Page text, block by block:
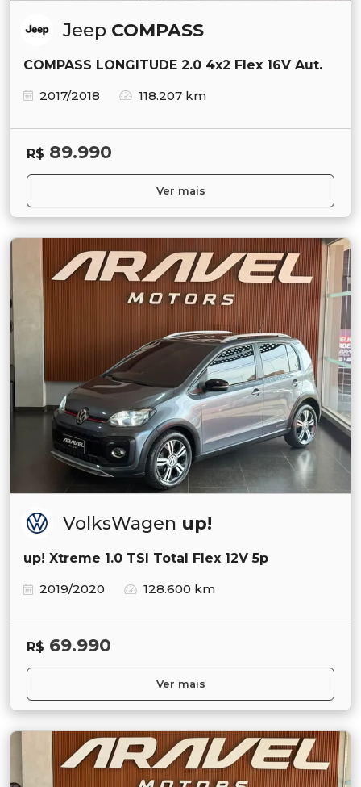
Jeep COMPASS
COMPASS LONGITUDE 2.0 4x2 Flex 16V Aut.
2017/2018
118.207 km
R$ 89.990
Ver mais
VolksWagen up!
up! Xtreme 1.0 TSI Total Flex 12V 5p
2019/2020
128.600 km
R$ 69.990
Ver mais